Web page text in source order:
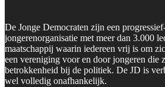
De Jonge Democraten zijn een
jongerenorganisatie met meer dan 3.000
maatschappij waarin iedereen vrij is om
een vereniging voor en door jongeren die
betrokkenheid bij de politiek. De JD is
wel volledig onafhankelijk.